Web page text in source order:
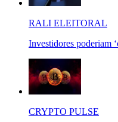
RALI ELEITORAL
Investidores poderiam
CRYPTO PULSE